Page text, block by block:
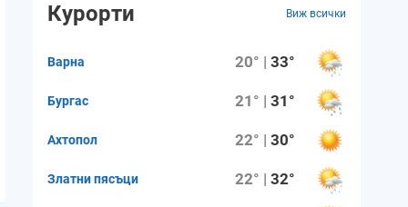
Курорти Виж всички
Варна 20° |33°
Бургас 21° |31°
Ахтопол 22° |30°
Златни пясъци 22° |32°